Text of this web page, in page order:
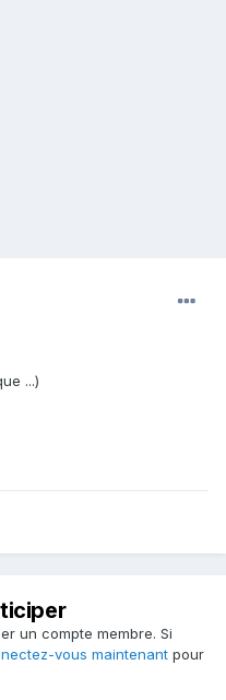
...)
un compte membre. Si
vous maintenant pour